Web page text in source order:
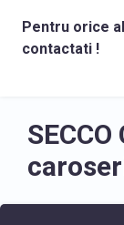
Pentru orice
contactati !